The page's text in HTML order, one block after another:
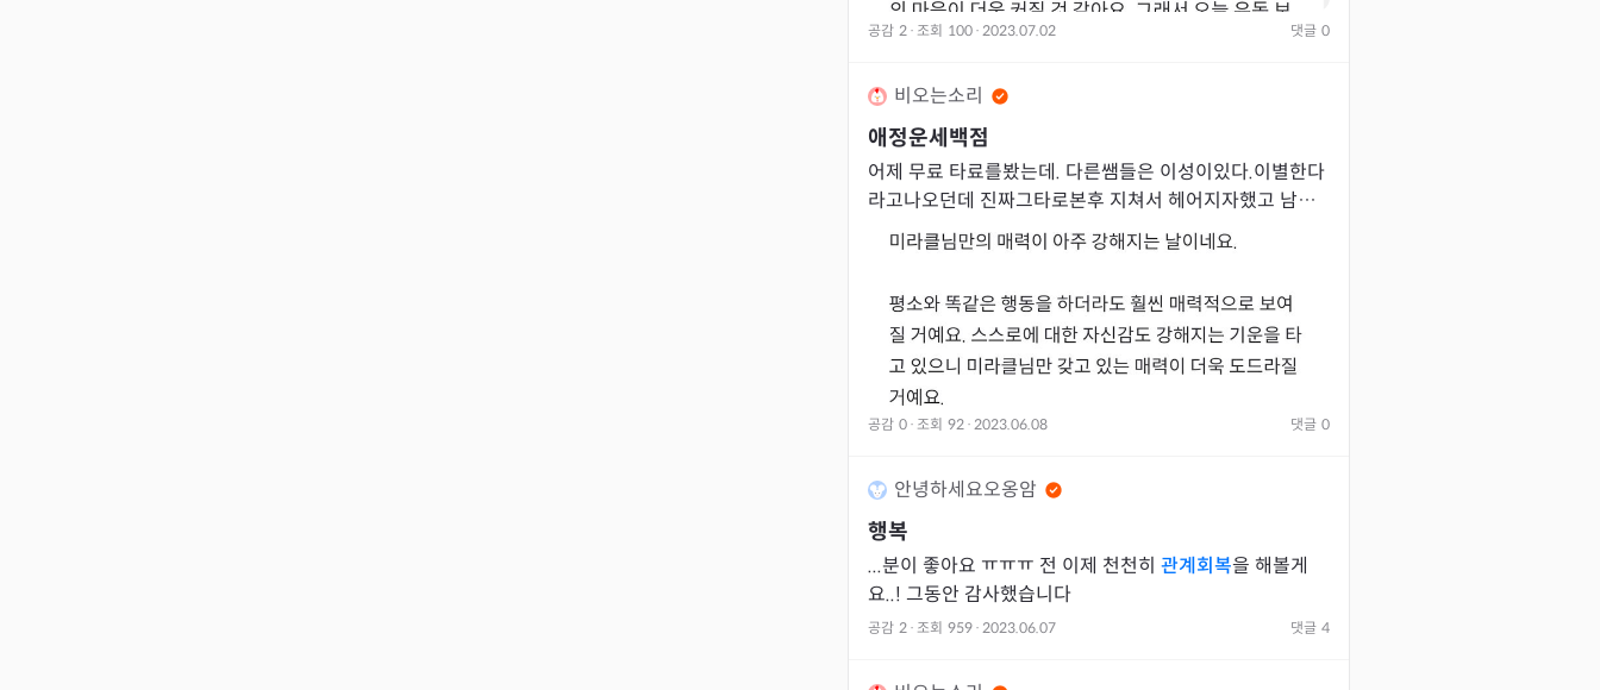
공감 2 · 조회 100 · 2023.07.02 댓글 0
비오는소리
애정운세백점
어제 무료 타료를봤는데. 다른쌤들은 이성이있다.이별한다
라고나오던데 진짜그타로본후 지쳐서 헤어지자했고 남친
했어요. 그리고
공감 0 · 조회 92 · 2023.06.08 댓글 0
안녕하세요오옹암
행복
...분이 좋아요 ㅠㅠㅠ 전 이제 천천히 관계회복을 해볼게
요..! 그동안 감사했습니다
공감 2 · 조회 959 · 2023.06.07 댓글 4